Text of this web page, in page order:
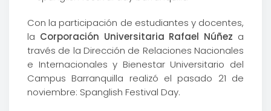
Con la participación de estudiantes y docentes,
la Corporación Universitaria Rafael Núñez a
través de la Dirección de Relaciones Nacionales
e Internacionales y Bienestar Universitario del
Campus Barranquilla realizó el pasado 21 de
noviembre: Spanglish Festival Day.